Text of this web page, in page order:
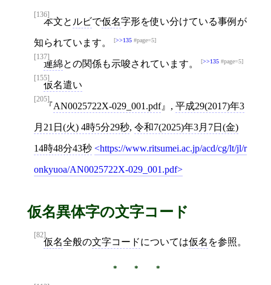
[136]
本文と ルビで仮名字形を使い分けている事例が
知られています。 >>135 #page=5
[137]
連綿との関係も示唆されています。 >>135 #page=5
[155]
仮名遣い
[205]
AN0025722X-029_001.pdf , 平成29(2017)年3
月21日(火) 4時5分29秒, 令和7(2025)年3月7日(金)
14時48分43秒 https://www.ritsumei.ac.jp/acd/cg/lt/jl/r
onkyuoa/AN0025722X-029_001.pdf
仮名異体字の文字コード
[82]
仮名全般の文字コードについては仮名 を参照。